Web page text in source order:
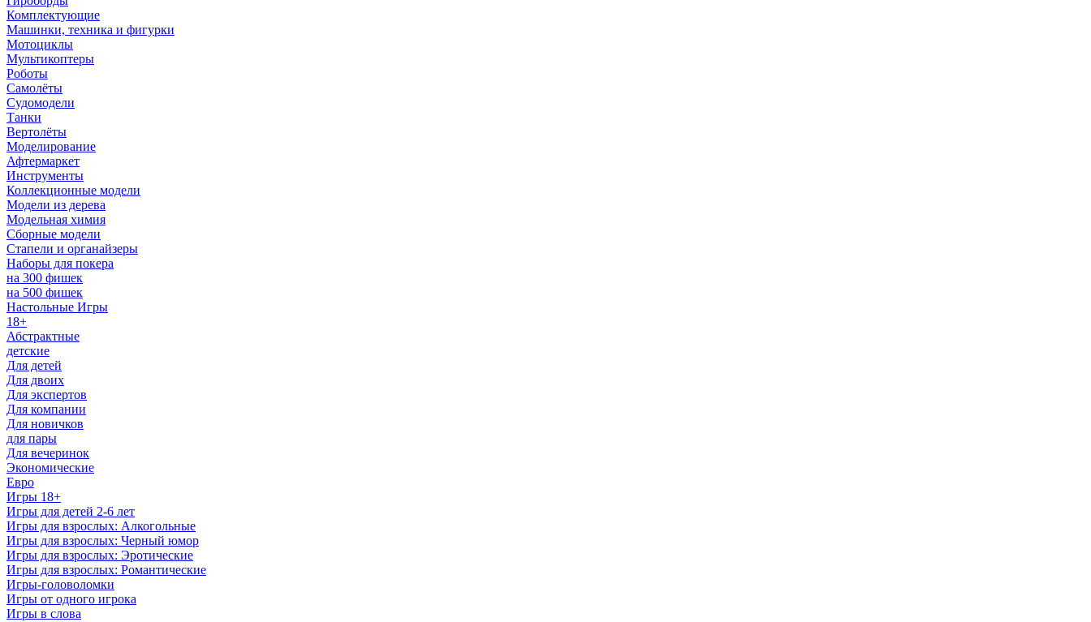
Комплектующие
Машинки, техника и фигурки
Мотоциклы
Мультикоптеры
Роботы
Самолёты
Судомодели
Танки
Вертолёты
Моделирование
Афтермаркет
Инструменты
Коллекционные модели
Модели из дерева
Модельная химия
Сборные модели
Стапели и органайзеры
Наборы для покера
на 300 фишек
на 500 фишек
Настольные Игры
18+
Абстрактные
детские
Для детей
Для двоих
Для экспертов
Для компании
Для новичков
для пары
Для вечеринок
Экономические
Евро
Игры 18+
Игры для детей 2-6 лет
Игры для взрослых: Алкогольные
Игры для взрослых: Черный юмор
Игры для взрослых: Эротические
Игры для взрослых: Романтические
Игры-головоломки
Игры от одного игрока
Игры в слова